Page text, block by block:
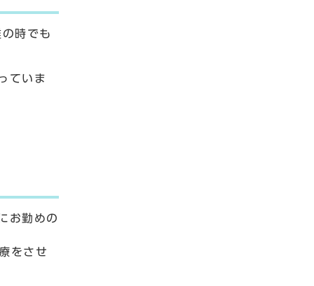
時でも
ていま
お勤めの
をさせ